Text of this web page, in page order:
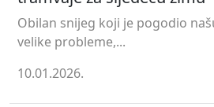
Obilan snijeg koji je pogodio
velike probleme,...
10.01.2026.